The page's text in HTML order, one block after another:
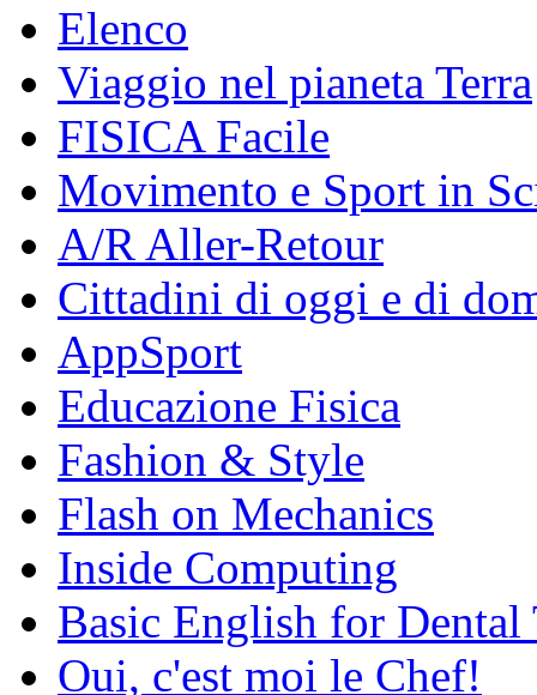
Elenco
Viaggio nel pianeta Terra
FISICA Facile
Movimento e Sport in
A/R Aller-Retour
Cittadini di oggi e di
AppSport
Educazione Fisica
Fashion & Style
Flash on Mechanics
Inside Computing
Basic English for Dental
Oui, c'est moi le Chef!